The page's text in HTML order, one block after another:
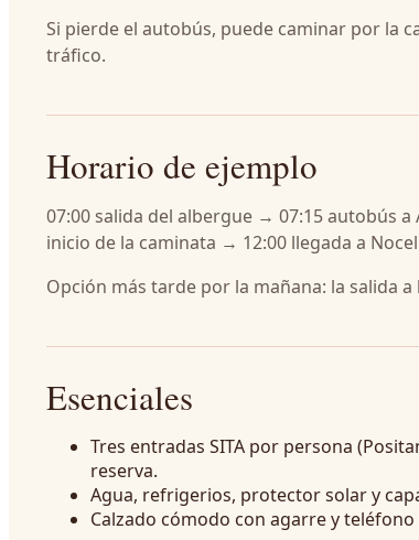
Si pierde el autobús, puede caminar por la
tráfico.
Horario de ejemplo
07:00 salida del albergue → 07:15 autobús
inicio de la caminata → 12:00 llegada a
Opción más tarde por la mañana: la salida
Esenciales
Tres entradas SITA por persona
reserva.
Agua, refrigerios, protector solar y
Calzado cómodo con agarre y